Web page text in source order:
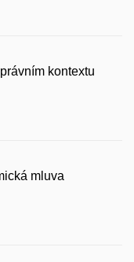
kontextu
mluva